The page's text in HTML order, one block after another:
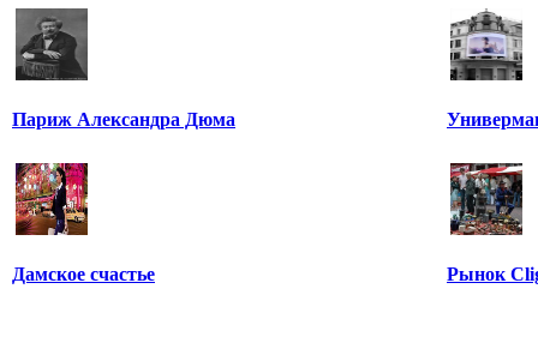
Париж Александра Дюма
Дамское cчастье Рынок